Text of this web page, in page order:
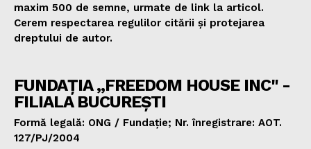
maxim 500 de semne, urmate de link la articol.
Cerem respectarea regulilor citării și protejarea
dreptului de autor.
FUNDAȚIA „FREEDOM HOUSE INC" -
FILIALA BUCUREȘTI
Formă legală: ONG / Fundație; Nr. înregistrare: AOT.
127/PJ/2004